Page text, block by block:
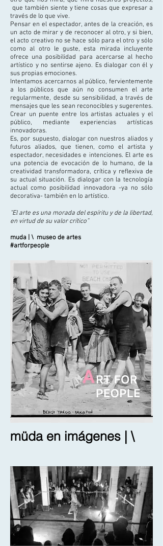
que también siente y tiene cosas que expresar a
través de lo que vive.
Pensar en el espectador, antes de la creación, es
un acto de mirar y de reconocer al otro, y si bien,
el acto creativo no se hace sólo para el otro y sólo
como al otro le guste, esta mirada incluyente
ofrece una posibilidad para acercarse al hecho
artístico y no sentirse ajeno. Es dialogar con él y
sus propias emociones.
Intentamos acercarnos al público, fervientemente
a los públicos que aún no consumen el arte
regularmente, desde su sensibilidad, a través de
mensajes que les sean reconocibles y sugerentes.
Crear un puente entre los artistas actuales y el
público, mediante experiencias artísticas
innovadoras.
Es, por supuesto, dialogar con nuestros aliados y
futuros aliados, que tienen, como el artista y
espectador, necesidades e intenciones. El arte es
una potencia de evocación de lo humano, de la
creatividad transformadora, crítica y reflexiva de
su actual situación. Es dialogar con la tecnología
actual como posibilidad innovadora -ya no sólo
decorativa- también en lo artístico.
“El arte es una morada del espíritu y de la libertad,
en virtud de su valor crítico”
muda | \ museo de artes
#artforpeople
müda en imágenes | \